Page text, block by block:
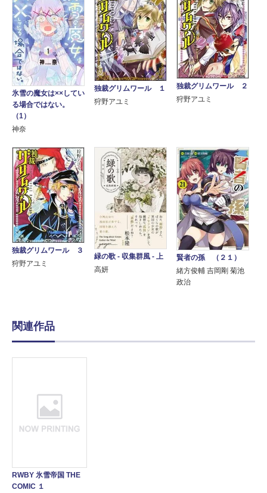
氷雪の魔女は××してい
る場合ではない。
（1）
神奈
独裁グリムワール １
狩野アユミ
独裁グリムワール ２
狩野アユミ
独裁グリムワール ３
狩野アユミ
緑の歌 - 収集群風 - 上
高妍
賢者の孫 （２１）
緒方俊輔 吉岡剛 菊池
政治
関連作品
RWBY 氷雪帝国 THE
COMIC １